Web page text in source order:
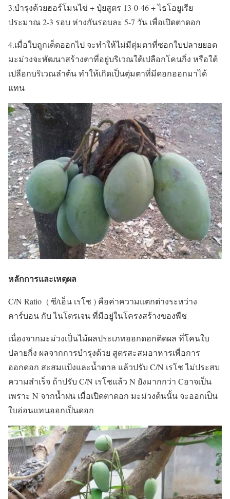
3.บำรุงด้วยฮอร์โมนไข่ + ปุ๋ยสูตร 13-0-46 + ไธโอยูเรีย
ประมาณ 2-3 รอบ ห่างกันรอบละ 5-7 วัน เพื่อเปิดตาดอก
4.เมื่อใบถูกเด็ดออกไป จะทำให้ไม่มีตุ่มตาที่ซอกใบปลายยอด
มะม่วงจะพัฒนาสร้างตาที่อยู่บริเวณใต้เปลือกโคนกิ่ง หรือใต้
เปลือกบริเวณลำต้น ทำให้เกิดเป็นตุ่มตาที่มีดอกออกมาได้
แทน
หลักการและเหตุผล
C/N Ratio ( ซี/เอ็น เรโช ) คือค่าความแตกต่างระหว่าง
คาร์บอน กับ ไนโตรเจน ที่มีอยู่ในโครงสร้างของพืช
เนื่องจากมะม่วงเป็นไม้ผลประเภทออกดอกติดผล ที่โคนใบ
ปลายกิ่ง ผลจากการบำรุงด้วย สูตรสะสมอาหารเพื่อการ
ออกดอก สะสมแป้งและน้ำตาล แล้วปรับ C/N เรโช ไม่ประสบ
ความสำเร็จ ถ้าปรับ C/N เรโชแล้ว N ยังมากกว่า Cอาจเป็น
เพราะ N จากน้ำฝน เมื่อเปิดตาดอก มะม่วงต้นนั้น จะออกเป็น
ใบอ่อนแทนออกเป็นดอก